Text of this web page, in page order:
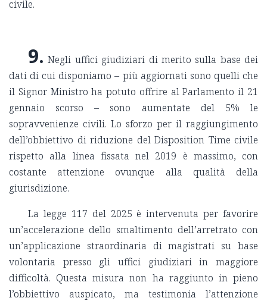
civile.
9. Negli uffici giudiziari di merito sulla base dei
dati di cui disponiamo – più aggiornati sono quelli che
il Signor Ministro ha potuto offrire al Parlamento il 21
gennaio scorso – sono aumentate del 5% le
sopravvenienze civili. Lo sforzo per il raggiungimento
dell’obbiettivo di riduzione del Disposition Time civile
rispetto alla linea fissata nel 2019 è massimo, con
costante attenzione ovunque alla qualità della
giurisdizione.
La legge 117 del 2025 è intervenuta per favorire
un’accelerazione dello smaltimento dell’arretrato con
un’applicazione straordinaria di magistrati su base
volontaria presso gli uffici giudiziari in maggiore
difficoltà. Questa misura non ha raggiunto in pieno
l’obbiettivo auspicato, ma testimonia l’attenzione